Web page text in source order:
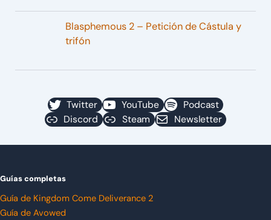
Blasphemous 2 – Petición de Cástula y
trifón
Twitter YouTube
Podcast
Discord
Steam Newsletter
Guías completas
Guía de Kingdom Come Deliverance 2
Guía de Avowed